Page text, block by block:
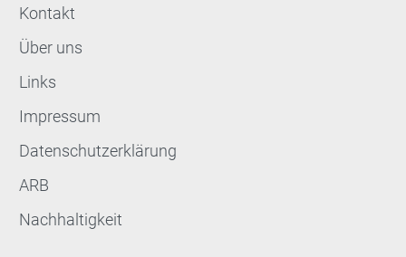
Kontakt
Über uns
Links
Impressum
Datenschutzerklärung
ARB
Nachhaltigkeit